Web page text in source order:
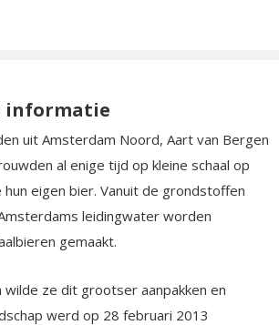
informatie
uit Amsterdam Noord, Aart van Bergen
al enige tijd op kleine schaal op
eigen bier. Vanuit de grondstoffen
leidingwater worden
gemaakt.
wilde ze dit grootser aanpakken en
werd op 28 februari 2013